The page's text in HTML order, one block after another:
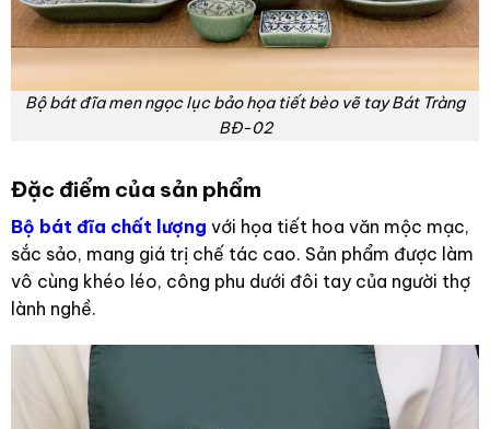
Bộ bát đĩa men ngọc lục bảo họa tiết bèo vẽ tay Bát Tràng
BĐ-02
Đặc điểm của sản phẩm
Bộ bát đĩa chất lượng với họa tiết hoa văn mộc mạc,
sắc sảo, mang giá trị chế tác cao. Sản phẩm được làm
vô cùng khéo léo, công phu dưới đôi tay của người thợ
lành nghề.